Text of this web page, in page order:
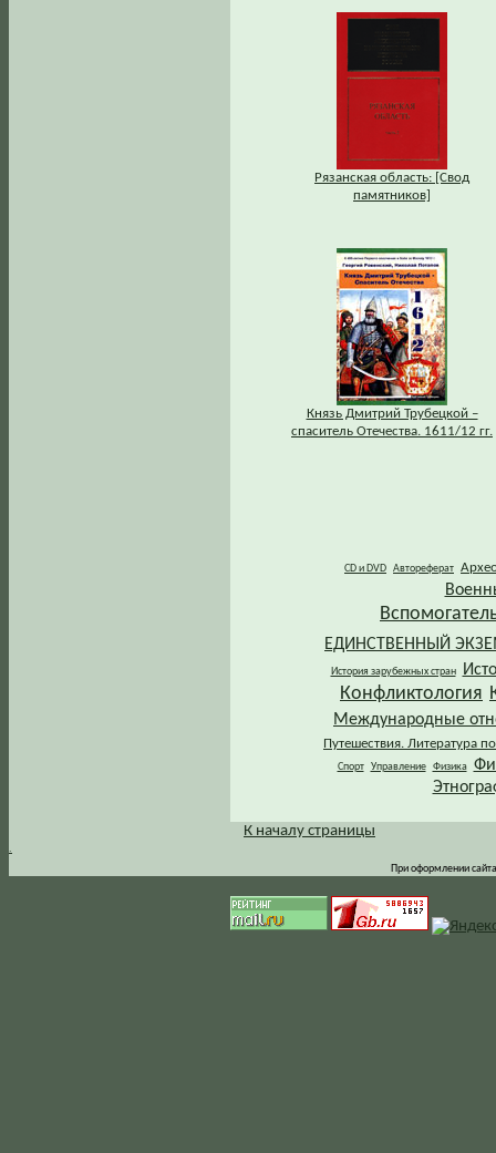
Рязанская область: [Свод
памятников]
Князь Дмитрий Трубецкой –
спаситель Отечества. 1611/12 гг.
CD и DVD Автореферат
ЕДИНСТВЕННЫЙ
История зарубежных стран
Конфликтология
Международные
Путешествия. Литература
Спорт Управление Физика
.
К началу страницы
При оформлении